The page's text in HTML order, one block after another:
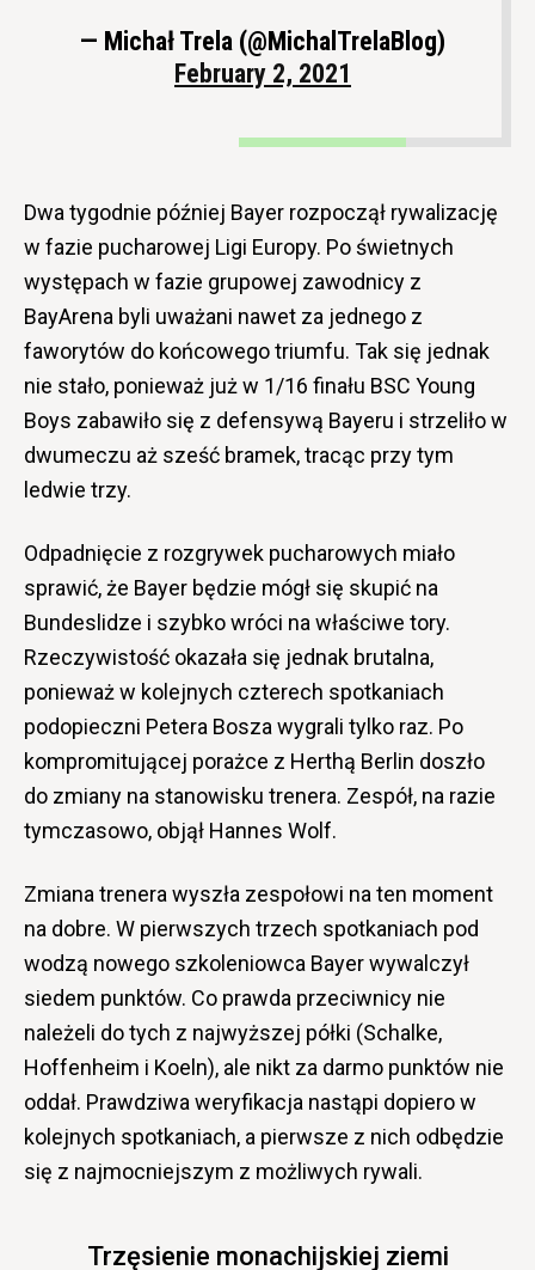
— Michał Trela (@MichalTrelaBlog)
February 2, 2021
Dwa tygodnie później Bayer rozpoczął rywalizację
w fazie pucharowej Ligi Europy. Po świetnych
występach w fazie grupowej zawodnicy z
BayArena byli uważani nawet za jednego z
faworytów do końcowego triumfu. Tak się jednak
nie stało, ponieważ już w 1/16 finału BSC Young
Boys zabawiło się z defensywą Bayeru i strzeliło w
dwumeczu aż sześć bramek, tracąc przy tym
ledwie trzy.
Odpadnięcie z rozgrywek pucharowych miało
sprawić, że Bayer będzie mógł się skupić na
Bundeslidze i szybko wróci na właściwe tory.
Rzeczywistość okazała się jednak brutalna,
ponieważ w kolejnych czterech spotkaniach
podopieczni Petera Bosza wygrali tylko raz. Po
kompromitującej porażce z Herthą Berlin doszło
do zmiany na stanowisku trenera. Zespół, na razie
tymczasowo, objął Hannes Wolf.
Zmiana trenera wyszła zespołowi na ten moment
na dobre. W pierwszych trzech spotkaniach pod
wodzą nowego szkoleniowca Bayer wywalczył
siedem punktów. Co prawda przeciwnicy nie
należeli do tych z najwyższej półki (Schalke,
Hoffenheim i Koeln), ale nikt za darmo punktów nie
oddał. Prawdziwa weryfikacja nastąpi dopiero w
kolejnych spotkaniach, a pierwsze z nich odbędzie
się z najmocniejszym z możliwych rywali.
Trzęsienie monachijskiej ziemi